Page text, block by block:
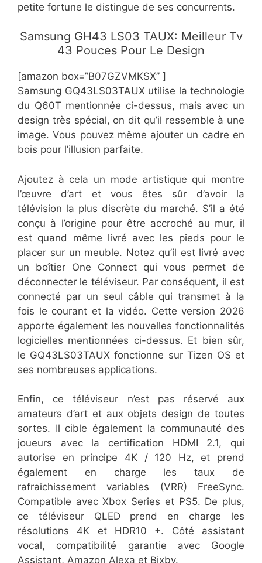
petite fortune le distingue de ses concurrents.
Samsung GH43 LS03 TAUX: Meilleur Tv
43 Pouces Pour Le Design
[amazon box=”B07GZVMKSX” ]
Samsung GQ43LS03TAUX utilise la technologie
du Q60T mentionnée ci-dessus, mais avec un
design très spécial, on dit qu’il ressemble à une
image. Vous pouvez même ajouter un cadre en
bois pour l’illusion parfaite.
Ajoutez à cela un mode artistique qui montre
l’œuvre d’art et vous êtes sûr d’avoir la
télévision la plus discrète du marché. S’il a été
conçu à l’origine pour être accroché au mur, il
est quand même livré avec les pieds pour le
placer sur un meuble. Notez qu’il est livré avec
un boîtier One Connect qui vous permet de
déconnecter le téléviseur. Par conséquent, il est
connecté par un seul câble qui transmet à la
fois le courant et la vidéo. Cette version 2026
apporte également les nouvelles fonctionnalités
logicielles mentionnées ci-dessus. Et bien sûr,
le GQ43LS03TAUX fonctionne sur Tizen OS et
ses nombreuses applications.
Enfin, ce téléviseur n’est pas réservé aux
amateurs d’art et aux objets design de toutes
sortes. Il cible également la communauté des
joueurs avec la certification HDMI 2.1, qui
autorise en principe 4K / 120 Hz, et prend
également en charge les taux de
rafraîchissement variables (VRR) FreeSync.
Compatible avec Xbox Series et PS5. De plus,
ce téléviseur QLED prend en charge les
résolutions 4K et HDR10 +. Côté assistant
vocal, compatibilité garantie avec Google
Assistant, Amazon Alexa et Bixby.